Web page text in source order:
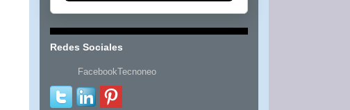
Redes Sociales
FacebookTecnoneo